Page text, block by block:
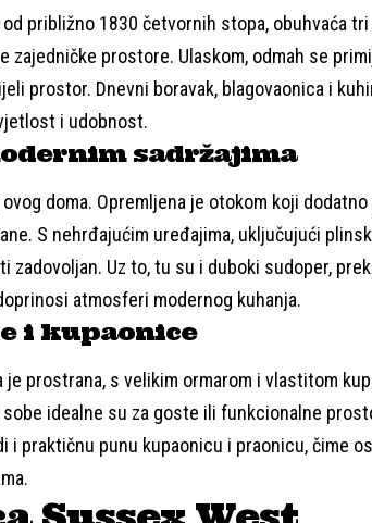
približno 1830 četvornih stopa, obuhvaća
zajedničke prostore. Ulaskom, odmah se
prostor. Dnevni boravak, blagovaonica i
i udobnost.
sadržajima
doma. Opremljena je otokom koji
S nehrđajućim uređajima, uključujući
zadovoljan. Uz to, tu su i duboki sudoper,
atmosferi modernog kuhanja.
i kupaonice
je prostrana, s velikim ormarom i vlastitom
sobe idealne su za goste ili funkcionalne
i praktičnu punu kupaonicu i praonicu, čime